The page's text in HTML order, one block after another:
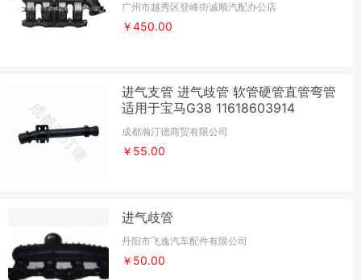
广州市越秀区登峰街诚顺汽配办公店
￥450.00
进气支管 进气歧管 软管硬管直管弯管
适用于宝马G38 11618603914
成都瀚汀德商贸有限公司
￥55.00
进气歧管
丹阳市飞逸汽车配件有限公司
￥50.00